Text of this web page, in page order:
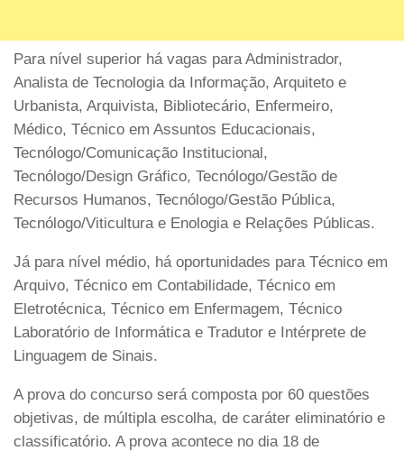
Para nível superior há vagas para Administrador,
Analista de Tecnologia da Informação, Arquiteto e
Urbanista, Arquivista, Bibliotecário, Enfermeiro,
Médico, Técnico em Assuntos Educacionais,
Tecnólogo/Comunicação Institucional,
Tecnólogo/Design Gráfico, Tecnólogo/Gestão de
Recursos Humanos, Tecnólogo/Gestão Pública,
Tecnólogo/Viticultura e Enologia e Relações Públicas.
Já para nível médio, há oportunidades para Técnico em
Arquivo, Técnico em Contabilidade, Técnico em
Eletrotécnica, Técnico em Enfermagem, Técnico
Laboratório de Informática e Tradutor e Intérprete de
Linguagem de Sinais.
A prova do concurso será composta por 60 questões
objetivas, de múltipla escolha, de caráter eliminatório e
classificatório. A prova acontece no dia 18 de